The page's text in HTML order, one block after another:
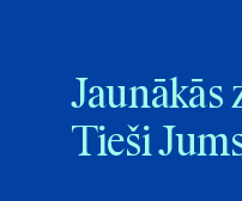
Jaunākās
Tieši